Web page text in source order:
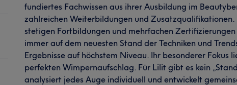
fundiertes Fachwissen aus ihrer Ausbildung im
zahlreichen Weiterbildungen und Zusatzqualifikationen.
stetigen Fortbildungen und mehrfachen
immer auf dem neuesten Stand der Techniken und
Ergebnisse auf höchstem Niveau. Ihr besonderer Fokus
perfekten Wimpernaufschlag. Für Lilit gibt es kein
analysiert jedes Auge individuell und entwickelt